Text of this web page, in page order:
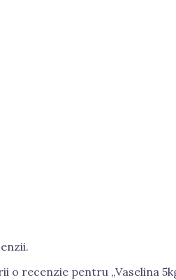
o recenzie pentru „Vaselina